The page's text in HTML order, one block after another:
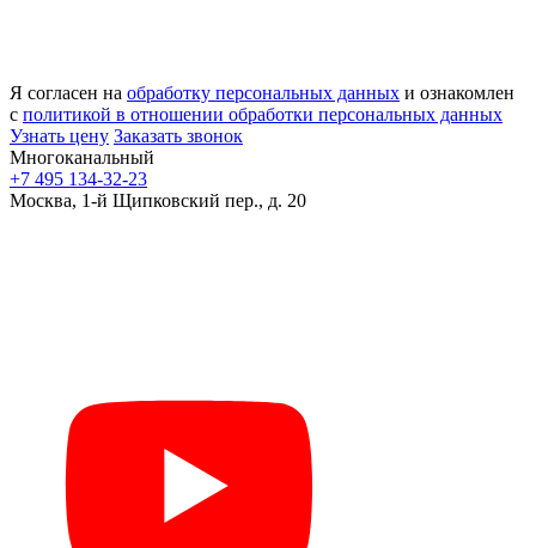
Я согласен на обработку персональных данных и ознакомлен
с политикой в отношении обработки персональных данных
Узнать цену Заказать звонок
Многоканальный
+7 495 134-32-23
Москва, 1-й Щипковский пер., д. 20